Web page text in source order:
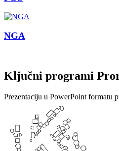
NGA
Ključni programi
Prezentaciju u PowerPoint formatu